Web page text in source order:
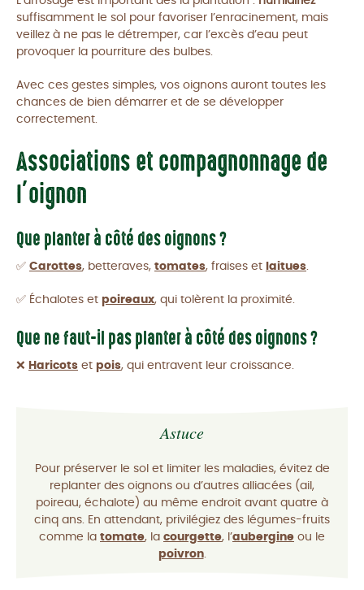
suffisamment le sol pour favoriser l’enracinement, mais
veillez à ne pas le détremper, car l’excès d’eau peut
provoquer la pourriture des bulbes.
Avec ces gestes simples, vos oignons auront toutes les
chances de bien démarrer et de se développer
correctement.
Associations et compagnonnage de
l’oignon
Que planter à côté des oignons ?
✅ Carottes, betteraves, tomates, fraises et laitues.
✅ Échalotes et poireaux, qui tolèrent la proximité.
Que ne faut-il pas planter à côté des oignons ?
❌ Haricots et pois, qui entravent leur croissance.
Astuce
Pour préserver le sol et limiter les maladies, évitez de
replanter des oignons ou d’autres alliacées (ail,
poireau, échalote) au même endroit avant quatre à
cinq ans. En attendant, privilégiez des légumes-fruits
comme la tomate, la courgette, l’aubergine ou le
poivron.